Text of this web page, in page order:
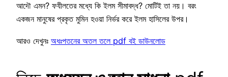
আদৌ এমন? ফযীলতের মধ্যে কি ইলম সীমাবদ্ধ? মোটিই তা নয়। বরং
একজন মানুষের প্রকৃত মুমিন হওয়া নির্ভর করে ইলম হাসিলের উপর।
আরও দেখুনঃ অধঃপতনের অতল তলে pdf বই ডাউনলোড